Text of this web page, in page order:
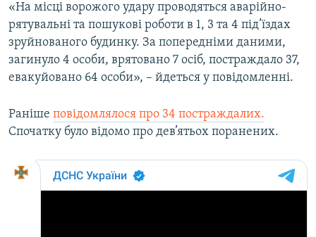
«На місці ворожого удару проводяться аварійно-
рятувальні та пошукові роботи в 1, 3 та 4 під’їздах
зруйнованого будинку. За попередніми даними,
загинуло 4 особи, врятовано 7 осіб, постраждало 37,
евакуйовано 64 особи», – йдеться у повідомленні.
Раніше повідомлялося про 34 постраждалих.
Спочатку було відомо про дев’ятьох поранених.